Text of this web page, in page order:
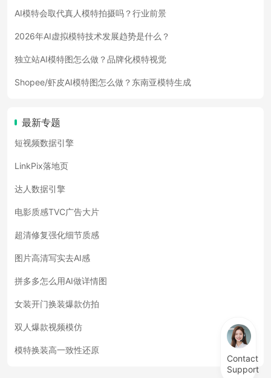
AI模特会取代真人模特拍摄吗？行业前景
2026年AI虚拟模特技术发展趋势是什么？
独立站AI模特图怎么做？品牌化模特视觉
Shopee/虾皮AI模特图怎么做？东南亚模特生成
最新专题
短视频数据引擎
LinkPix落地页
达人数据引擎
电影质感TVC广告大片
超清修复强化细节质感
图片高清写实去AI感
拼多多怎么用AI做详情图
女装开门换装爆款仿拍
双人爆款视频模仿
模特换装高一致性还原
Contact
Support